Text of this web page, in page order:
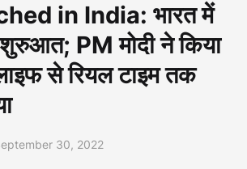
in India: भारत में
PM मोदी ने किया
से रियल टाइम तक
30, 2022